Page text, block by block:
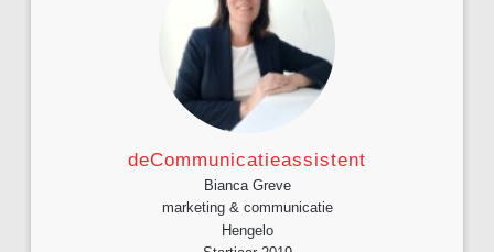
deCommunicatieassistent
Bianca Greve
marketing & communicatie
Hengelo